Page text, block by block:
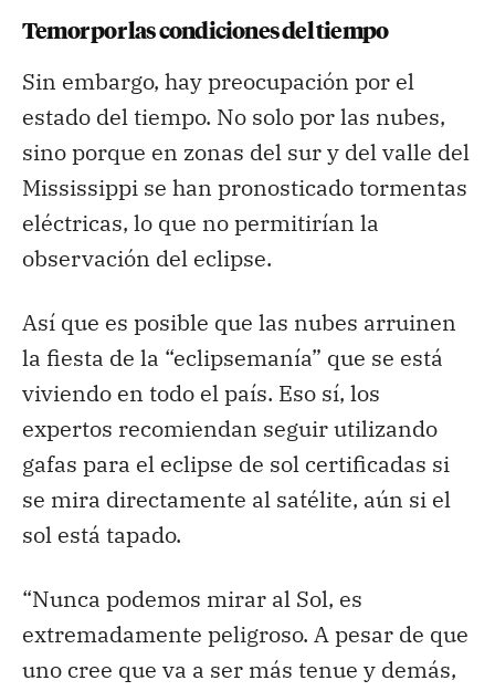
Temor por las condiciones del tiempo
Sin embargo, hay preocupación por el
estado del tiempo. No solo por las nubes,
sino porque en zonas del sur y del valle del
Mississippi se han pronosticado tormentas
eléctricas, lo que no permitirían la
observación del eclipse.
Así que es posible que las nubes arruinen
la fiesta de la “eclipsemanía” que se está
viviendo en todo el país. Eso sí, los
expertos recomiendan seguir utilizando
gafas para el eclipse de sol certificadas si
se mira directamente al satélite, aún si el
sol está tapado.
“Nunca podemos mirar al Sol, es
extremadamente peligroso. A pesar de que
uno cree que va a ser más tenue y demás,